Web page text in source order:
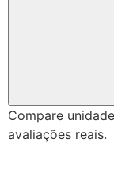
Compare
avaliações reais.